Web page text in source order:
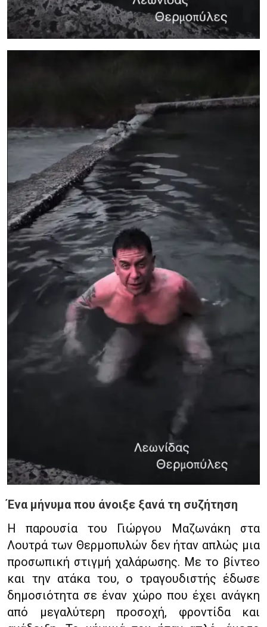
Ένα μήνυμα που άνοιξε ξανά τη συζήτηση
Η παρουσία του Γιώργου Μαζωνάκη στα
Λουτρά των Θερμοπυλών δεν ήταν απλώς μια
προσωπική στιγμή χαλάρωσης. Με το βίντεο
και την ατάκα του, ο τραγουδιστής έδωσε
δημοσιότητα σε έναν χώρο που έχει ανάγκη
από μεγαλύτερη προσοχή, φροντίδα και